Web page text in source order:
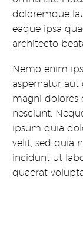
doloremque
eaque ipsa
architecto
Nemo enim
aspernatur
magni dolores
nesciunt.
ipsum quia
velit, sed quia
incidunt ut
quaerat